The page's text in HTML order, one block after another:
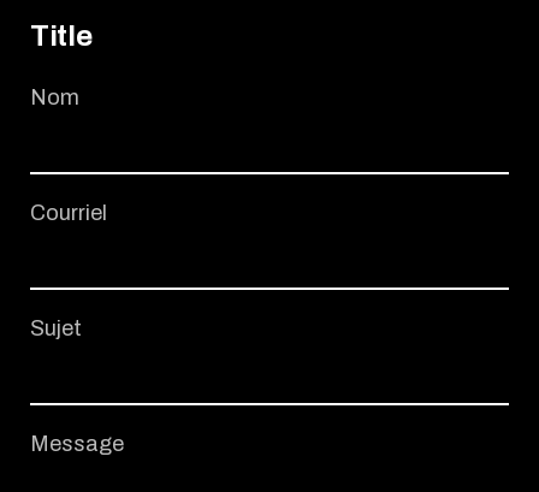
Title
Nom
Courriel
Sujet
Message